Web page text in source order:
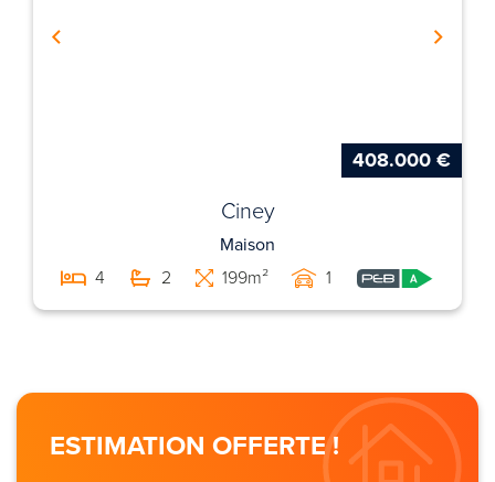
408.000 €
Ciney
Maison
4
2 199m² 1
ESTIMATION OFFERTE !